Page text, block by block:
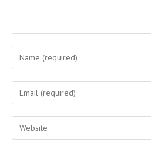
Enter
your
name
comment
Enter
your
email
address
Enter
your